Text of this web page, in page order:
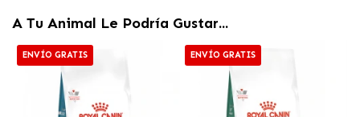
A Tu Animal Le Podría Gustar...
ENVÍO GRATIS ENVÍO GRATIS